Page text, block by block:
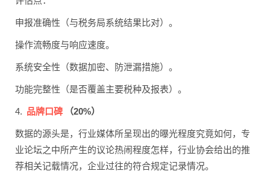
申报准确性（与税务局系统结果比对）。
操作流畅度与响应速度。
系统安全性（数据加密、防泄漏措施）。
功能完整性（是否覆盖主要税种及报表）。
4. 品牌口碑 （20%）
数据的源头是，行业媒体所呈现出的曝光程度究竟如何，专
业论坛之中所产生的议论热闹程度怎样，行业协会给出的推
荐相关记载情况，企业过往的符合规定记录情况。